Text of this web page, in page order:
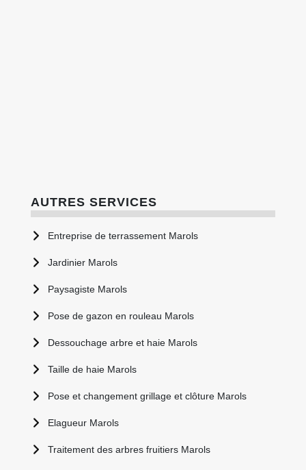
AUTRES SERVICES
Entreprise de terrassement Marols
Jardinier Marols
Paysagiste Marols
Pose de gazon en rouleau Marols
Dessouchage arbre et haie Marols
Taille de haie Marols
Pose et changement grillage et clôture Marols
Elagueur Marols
Traitement des arbres fruitiers Marols